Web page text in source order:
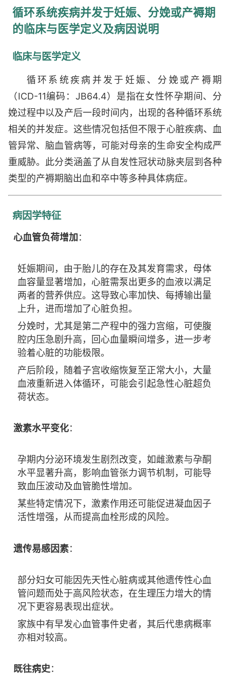
下腔出血、产褥期硬膜下出血、产褥期皮质下出
血、产褥期脑桥出血、心肌病并发于妊娠、脑出血
并发于妊娠、分娩或产褥期、产褥期延髓出血、产
循环系统疾病并发于妊娠、分娩或产褥期
的临床与医学定义及病因说明
临床与医学定义
循环系统疾病并发于妊娠、分娩或产褥期
（ICD-11编码：JB64.4）是指在女性怀孕期间、分
娩过程中以及产后一段时间内，出现的各种循环系统
相关的并发症。这些情况包括但不限于心脏疾病、血
管异常、脑血管病等，可能对母亲的生命安全构成严
重威胁。此分类涵盖了从自发性冠状动脉夹层到各种
类型的产褥期脑出血和卒中等多种具体病症。
病因学特征
心血管负荷增加：
妊娠期间，由于胎儿的存在及其发育需求，母体
血容量显著增加，心脏需泵出更多的血液以满足
两者的营养供应。这导致心率加快、每搏输出量
上升，进而增加了心脏负担。
分娩时，尤其是第二产程中的强力宫缩，可使腹
腔内压急剧升高，回心血量瞬间增多，进一步考
验着心脏的功能极限。
产后阶段，随着子宫收缩恢复至正常大小，大量
血液重新进入体循环，可能会引起急性心脏超负
荷状态。
激素水平变化：
孕期内分泌环境发生剧烈改变，如雌激素与孕酮
水平显著升高，影响血管张力调节机制，可能导
致血压波动及血管脆性增加。
某些特定情况下，激素作用还可能促进凝血因子
活性增强，从而提高血栓形成的风险。
遗传易感因素：
部分妇女可能因先天性心脏病或其他遗传性心血
管问题而处于高风险状态，在生理压力增大的情
况下更容易表现出症状。
家族中有早发心血管事件史者，其后代患病概率
亦相对较高。
既往病史：